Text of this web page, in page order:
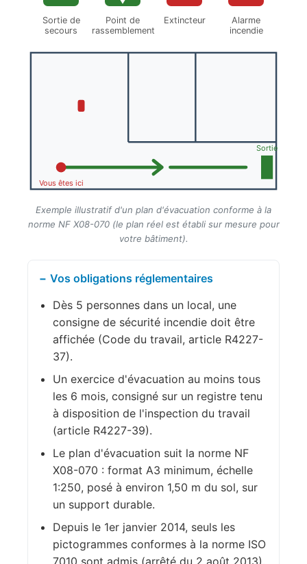
Sortie de
secours
Point de
rassemblement
Extincteur
Alarme
incendie
Sortie
Vous êtes ici
Exemple illustratif d'un plan d'évacuation conforme à la
norme NF X08-070 (le plan réel est établi sur mesure pour
votre bâtiment).
Vos obligations réglementaires
Dès 5 personnes dans un local, une
consigne de sécurité incendie doit être
affichée (Code du travail, article R4227-
37).
Un exercice d'évacuation au moins tous
les 6 mois, consigné sur un registre tenu
à disposition de l'inspection du travail
(article R4227-39).
Le plan d'évacuation suit la norme NF
X08-070 : format A3 minimum, échelle
1:250, posé à environ 1,50 m du sol, sur
un support durable.
Depuis le 1er janvier 2014, seuls les
pictogrammes conformes à la norme ISO
7010 sont admis (arrêté du 2 août 2013).